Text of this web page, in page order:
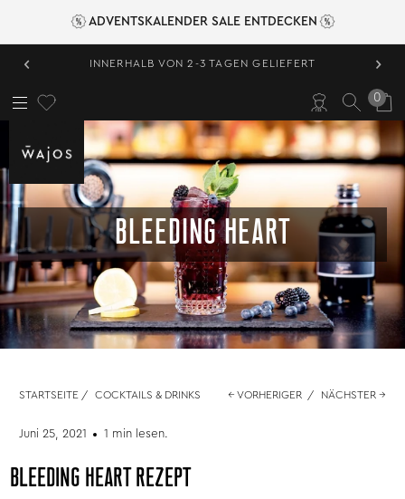
ADVENTSKALENDER SALE ENTDECKEN
‹ INNERHALB VON 2-3 TAGEN GELIEFERT ›
0
BLEEDING HEART
STARTSEITE / COCKTAILS & DRINKS ← VORHERIGER / NÄCHSTER →
Juni 25, 2021 1 min lesen.
BLEEDING HEART REZEPT